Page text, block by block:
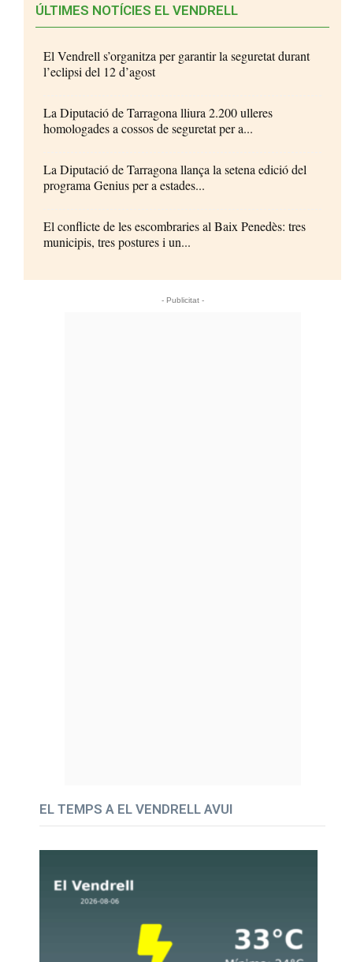
ÚLTIMES NOTÍCIES EL VENDRELL
El Vendrell s’organitza per garantir la seguretat durant
l’eclipsi del 12 d’agost
La Diputació de Tarragona lliura 2.200 ulleres
homologades a cossos de seguretat per a...
La Diputació de Tarragona llança la setena edició del
programa Genius per a estades...
El conflicte de les escombraries al Baix Penedès: tres
municipis, tres postures i un...
- Publicitat -
EL TEMPS A EL VENDRELL AVUI